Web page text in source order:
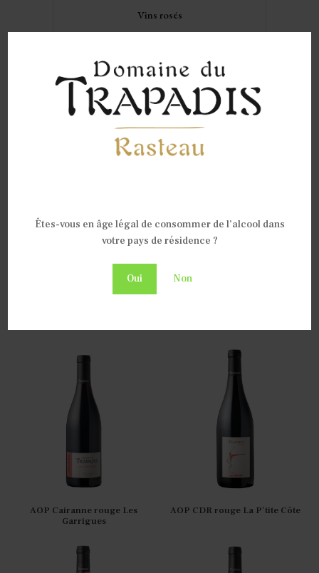
Êtes-vous en âge légal de consommer de l’alcool dans
votre pays de résidence ?
Oui Non
AOP Cairanne rouge Les
Garrigues
AOP CDR rouge La P’tite Côte